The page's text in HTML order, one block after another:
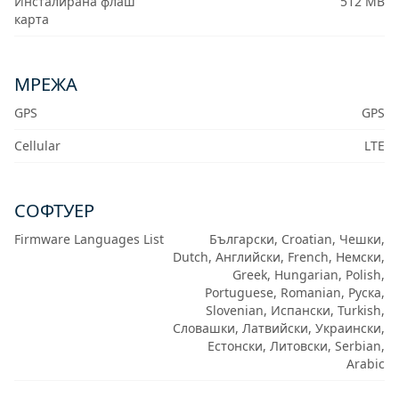
карта
МРЕЖА
GPS
GPS
Cellular
LTE
СОФТУЕР
Firmware Languages List
Български, Croatian, Чешки,
Dutch, Английски, French, Немски,
Greek, Hungarian, Polish,
Portuguese, Romanian, Руска,
Slovenian, Испански, Turkish,
Словашки, Латвийски, Украински,
Естонски, Литовски, Serbian,
Arabic